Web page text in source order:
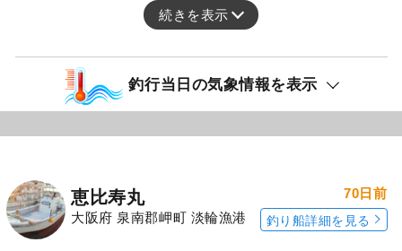
続きを表示
釣行当日の気象情報を表示
恵比寿丸
大阪府 泉南郡岬町 淡輪漁港
70日前
釣り船詳細を見る